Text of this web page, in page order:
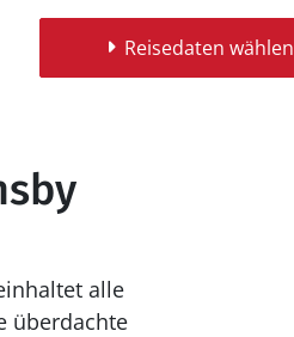
Reisedaten wählen
alle
überdachte